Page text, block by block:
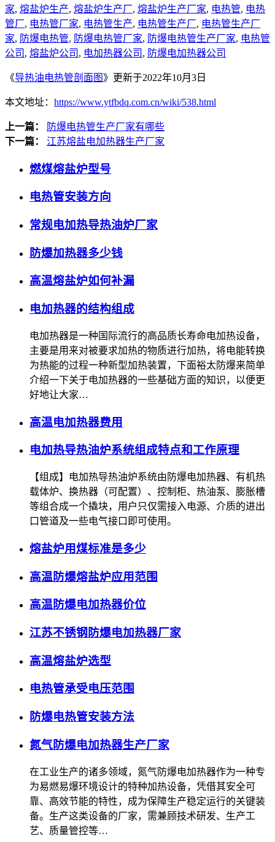
家, 熔盐炉生产, 熔盐炉生产厂, 熔盐炉生产厂家, 电热管, 电热
管厂, 电热管厂家, 电热管生产, 电热管生产厂, 电热管生产厂
家, 防爆电热管, 防爆电热管厂家, 防爆电热管生产厂家, 电热管
公司 , 熔盐炉公司 , 电加热器公司 , 防爆电加热器公司
《导热油电热管剖面图 》更新于2022年10月3日
本文地址： https://www.ytfbdq.com.cn/wiki/538.html
上一篇：
防爆电热管生产厂家有哪些
下一篇：
江苏熔盐电加热器生产厂家
燃煤熔盐炉型号
电热管安装方向
常规电加热导热油炉厂家
防爆加热器多少钱
高温熔盐炉如何补漏
电加热器的结构组成
电加热器是一种国际流行的高品质长寿命电加热设备，
主要是用来对被要求加热的物质进行加热，将电能转换
为热能的过程一种新型加热装置，下面裕太防爆来简单
介绍一下关于电加热器的一些基础方面的知识，以便更
好地让大家…
高温电加热器费用
电加热导热油炉系统组成特点和工作原理
【组成】电加热导热油炉系统由防爆电加热器、有机热
载体炉、换热器（可配置）、控制柜、热油泵、膨胀槽
等组合成一个撬块，用户只仅需接入电源、介质的进出
口管道及一些电气接口即可使用。
熔盐炉用煤标准是多少
高温防爆熔盐炉应用范围
高温防爆电加热器价位
江苏不锈钢防爆电加热器厂家
高温熔盐炉选型
电热管承受电压范围
防爆电热管安装方法
氮气防爆电加热器生产厂家
在工业生产的诸多领域，氮气防爆电加热器作为一种专
为易燃易爆环境设计的特种加热设备，凭借其安全可
靠、高效节能的特性，成为保障生产稳定运行的关键装
备。生产这类设备的厂家，需兼顾技术研发、生产工
艺、质量管控等…